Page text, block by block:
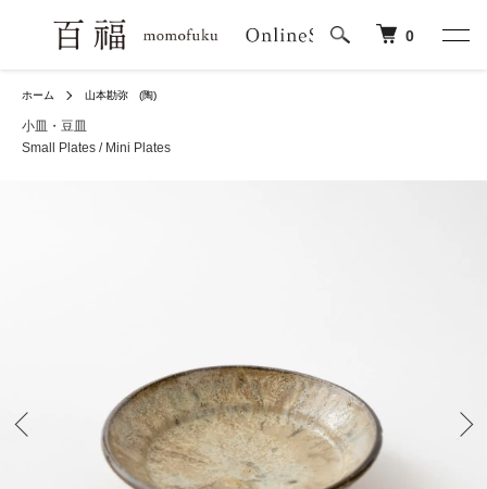
0
ホーム 山本勘弥 (陶)
小皿・豆皿
Small Plates / Mini Plates